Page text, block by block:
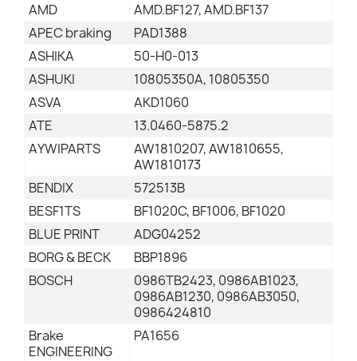
AMD
AMD.BF127, AMD.BF137
APEC braking
PAD1388
ASHIKA
50-H0-013
ASHUKI
10805350A, 10805350
ASVA
AKD1060
ATE
13.0460-5875.2
AYWIPARTS
AW1810207, AW1810655,
AW1810173
BENDIX
572513B
BESF1TS
BF1020C, BF1006, BF1020
BLUE PRINT
ADG04252
BORG & BECK
BBP1896
BOSCH
0986TB2423, 0986AB1023,
0986AB1230, 0986AB3050,
0986424810
Brake
ENGINEERING
PA1656